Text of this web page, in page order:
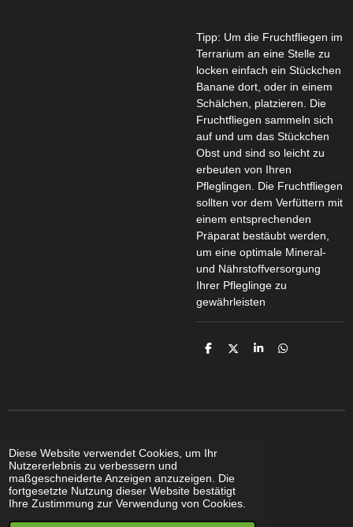
Diese Website verwendet Cookies, um Ihr
Nutzererlebnis zu verbessern und
maßgeschneiderte Anzeigen anzuzeigen. Die
fortgesetzte Nutzung dieser Website bestätigt
Ihre Zustimmung zur Verwendung von Cookies.
Tipp: Um die Fruchtfliegen im
Terrarium an eine Stelle zu
locken einfach ein Stückchen
Banane dort, oder in einem
Schälchen, platzieren. Die
Fruchtfliegen sammeln sich
auf und um das Stückchen
Obst und sind so leicht zu
erbeuten von Ihren
Pfleglingen. Die Fruchtfliegen
sollten vor dem Verfüttern mit
einem entsprechenden
Präparat bestäubt werden,
um eine optimale Mineral-
und Nährstoffversorgung
Ihrer Pfleglinge zu
gewährleisten
T
n
T
n
T
n
T
n
© 2021 - 2025 Basti's Jungle